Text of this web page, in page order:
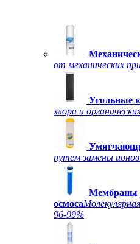
от механических
Угольные
хлора и
путем замены
Мембраны
осмоса
96-99%